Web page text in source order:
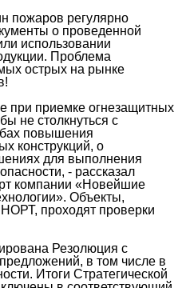
пожаров регулярно
о проведенной
использовании
Проблема
острых на рынке
при приемке огнезащитных
не столкнуться с
повышения
конструкций, о
для выполнения
- рассказал
компании «Новейшие
Объекты,
проходят проверки
Резолюция с
в том числе в
Итоги Стратегической